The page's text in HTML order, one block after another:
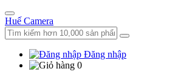
Huế Camera
Đăng nhập
0